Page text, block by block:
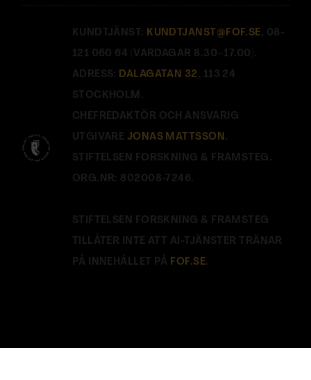
KUNDTJÄNST: KUNDTJANST@FOF.SE , 08-
121 060 64 (VARDAGAR 8.30–17.00).
ADRESS: DALAGATAN 32 , 113 24
STOCKHOLM.
CHEFREDAKTÖR OCH ANSVARIG
UTGIVARE JONAS MATTSSON .
STIFTELSEN FORSKNING & FRAMSTEG.
ORG.NR: 802008-7246.
STIFTELSEN FORSKNING & FRAMSTEG
TILLÅTER INTE ATT AI-TJÄNSTER TRÄNAR
PÅ INNEHÅLLET PÅ FOF.SE.